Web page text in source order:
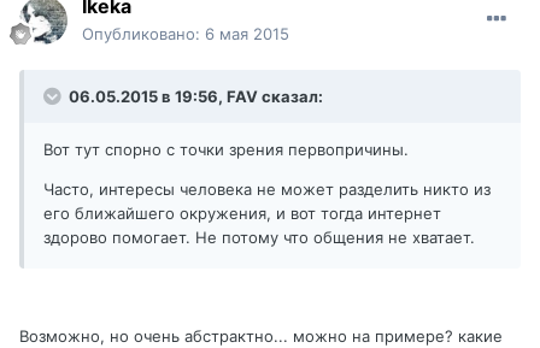
Ikeka
Опубликовано: 6 мая 2015
06.05.2015 в 19:56, FAV сказал:
Вот тут спорно с точки зрения первопричины.
Часто, интересы человека не может разделить никто из
его ближайшего окружения, и вот тогда интернет
здорово помогает. Не потому что общения не хватает.
Возможно, но очень абстрактно... можно на примере? какие